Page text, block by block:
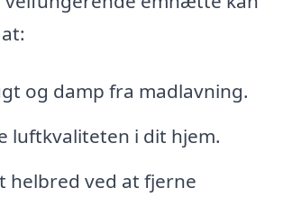
og damp fra madlavning.
luftkvaliteten i dit hjem.
helbred ved at fjerne